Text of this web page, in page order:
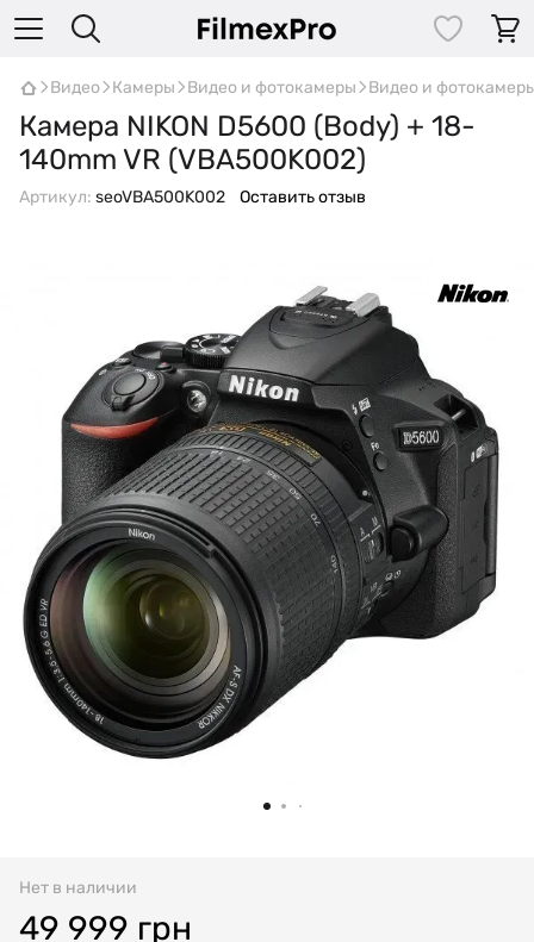
Видео Камеры Видео и фотокамеры Видео и
Камера NIKON D5600 (Body) + 18-
140mm VR (VBA500K002)
Артикул: seoVBA500K002 Оставить отзыв
Нет в наличии
49 999 грн